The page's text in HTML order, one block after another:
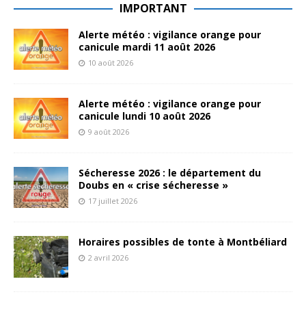
IMPORTANT
Alerte météo : vigilance orange pour
canicule mardi 11 août 2026
10 août 2026
Alerte météo : vigilance orange pour
canicule lundi 10 août 2026
9 août 2026
Sécheresse 2026 : le département du
Doubs en « crise sécheresse »
17 juillet 2026
Horaires possibles de tonte à Montbéliard
2 avril 2026